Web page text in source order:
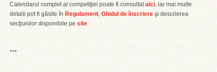
Calendarul complet al competiţiei poate fi consultataici, iar mai multe
detalii pot fi găsite în Regulament, Ghidul de înscriere şi descrierea
secţiunilor disponibile pe site.
***